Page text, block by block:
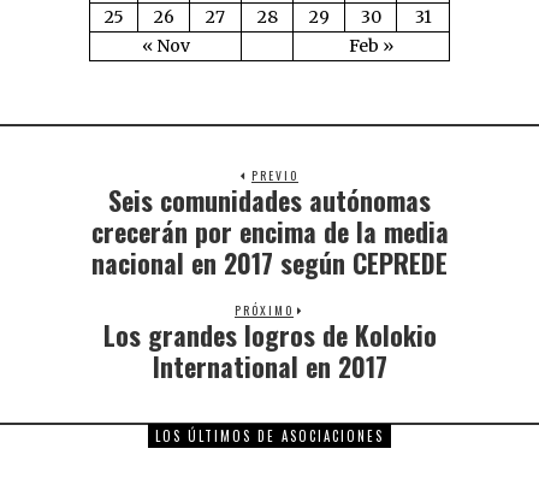
« Nov Feb »
25
26 27 28 29 30 31
PREVIO
Seis comunidades autónomas
crecerán por encima de la media
nacional en 2017 según CEPREDE
PRÓXIMO
Los grandes logros de Kolokio
International en 2017
LOS ÚLTIMOS DE ASOCIACIONES